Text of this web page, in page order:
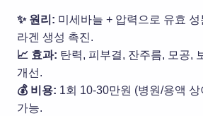
✨ 원리: 미세바늘 + 압력 으로 유효
라겐 생성 촉진.
📈 효과: 탄력, 피부결, 잔주름, 모공,
개선.
💰 비용: 1회 10-30만원 (병원/용액 상
가능.